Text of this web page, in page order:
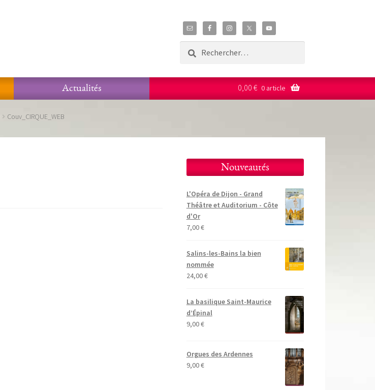
Actualités
0,00 € 0 article
Couv_CIRQUE_WEB
Nouveautés
L'Opéra de Dijon - Grand
Théâtre et Auditorium - Côte
d'Or
7,00€
Salins-les-Bains la bien
nommée
24,00€
La basilique Saint-Maurice
d’Épinal
9,00€
Orgues des Ardennes
9,00€